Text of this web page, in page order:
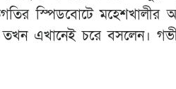
স্পিডবোটে মহেশখালীর
তখন এখানেই চরে বসলেন।